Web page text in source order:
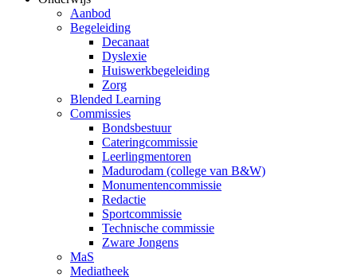
Aanbod
Begeleiding
Decanaat
Dyslexie
Huiswerkbegeleiding
Zorg
Blended Learning
Commissies
Bondsbestuur
Cateringcommissie
Leerlingmentoren
Madurodam (college van B&W)
Monumentencommissie
Redactie
Sportcommissie
Technische commissie
Zware Jongens
MaS
Mediatheek